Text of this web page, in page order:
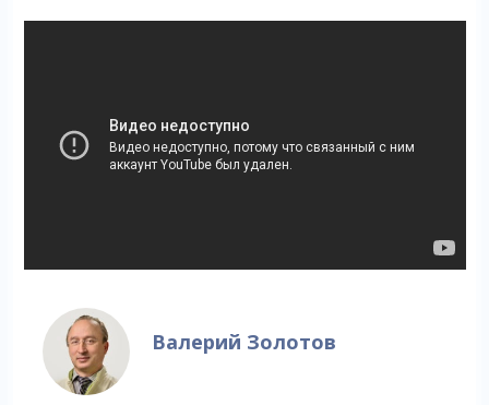
Валерий Золотов